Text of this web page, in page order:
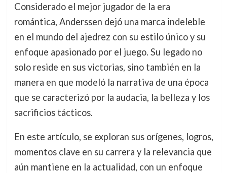
Considerado el mejor jugador de la era
romántica, Anderssen dejó una marca indeleble
en el mundo del ajedrez con su estilo único y su
enfoque apasionado por el juego. Su legado no
solo reside en sus victorias, sino también en la
manera en que modeló la narrativa de una época
que se caracterizó por la audacia, la belleza y los
sacrificios tácticos.
En este artículo, se exploran sus orígenes, logros,
momentos clave en su carrera y la relevancia que
aún mantiene en la actualidad, con un enfoque